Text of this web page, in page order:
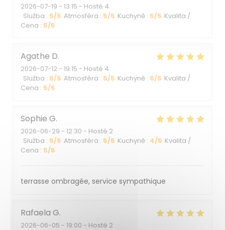
2026-07-19 - 13:15 - Hosté 4
Služba : 5/5 Atmosféra : 5/5 Kuchyně : 5/5 Kvalita /
Cena : 5/5
Agathe D
2026-07-12 - 19:15 - Hosté 4
Služba : 5/5 Atmosféra : 5/5 Kuchyně : 5/5 Kvalita /
Cena : 5/5
Sophie G
2026-06-29 - 12:30 - Hosté 2
Služba : 5/5 Atmosféra : 5/5 Kuchyně : 4/5 Kvalita /
Cena : 5/5
terrasse ombragée, service sympathique
Rafaela G
2026-06-05 - 19:00 - Hosté 2